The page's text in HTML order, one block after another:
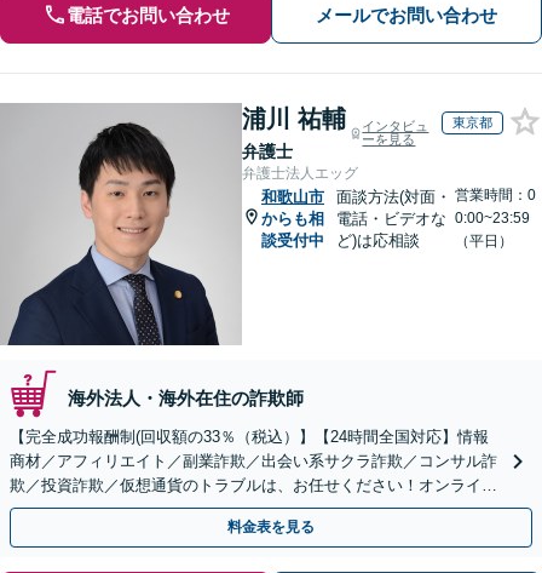
電話でお問い合わせ メールでお問い合わせ
浦川 祐輔
弁護士
インタビュ
ーを見る
東京都
弁護士法人エッグ
和歌山市
からも相
談受付中
面談方法(対面・
電話・ビデオな
ど)は応相談
営業時間：0
0:00~23:59
（平日）
海外法人・海外在住の詐欺師
【完全成功報酬制(回収額の33％（税込）】【24時間全国対応】情報
商材／アフィリエイト／副業詐欺／出会い系サクラ詐欺／コンサル詐
欺／投資詐欺／仮想通貨のトラブルは、お任せください！オンライン
のみで解決も可能！
料金表を見る